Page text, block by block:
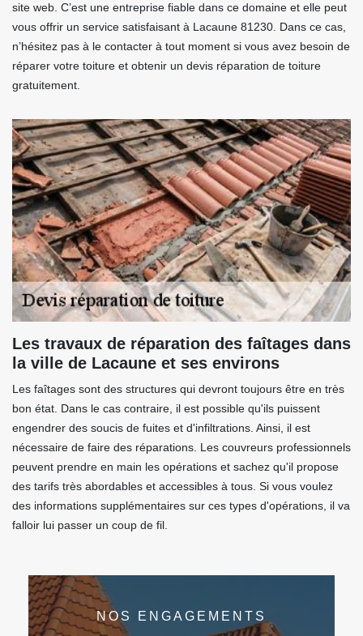
site web. C’est une entreprise fiable dans ce domaine et elle peut
vous offrir un service satisfaisant à Lacaune 81230. Dans ce cas,
n’hésitez pas à le contacter à tout moment si vous avez besoin de
réparer votre toiture et obtenir un devis réparation de toiture
gratuitement.
Les travaux de réparation des faîtages dans
la ville de Lacaune et ses environs
Les faîtages sont des structures qui devront toujours être en très
bon état. Dans le cas contraire, il est possible qu'ils puissent
engendrer des soucis de fuites et d'infiltrations. Ainsi, il est
nécessaire de faire des réparations. Les couvreurs professionnels
peuvent prendre en main les opérations et sachez qu'il propose
des tarifs très abordables et accessibles à tous. Si vous voulez
des informations supplémentaires sur ces types d'opérations, il va
falloir lui passer un coup de fil.
NOS ENGAGEMENTS